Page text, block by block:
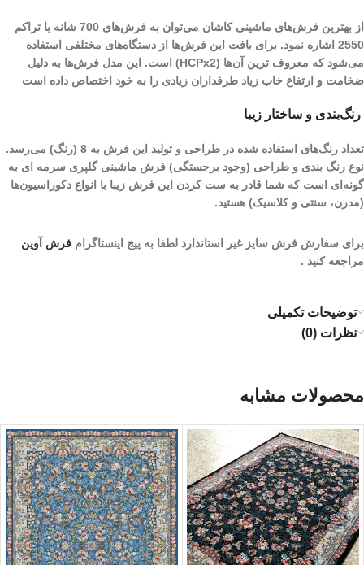
از بهترین فرش‌های ماشینی کاشان می‌توان به فرش‌های 700 شانه با تراکم
2550 اشاره نمود. برای بافت این فرش‌ها از دستگاه‌های مختلفی استفاده
می‌شود که معروف ترین آن‌ها (HCPx2) است. این مدل فرش‌ها به دلیل
ضخامت و ارتفاع خاب زیاد طرفداران زیادی را به خود اختصاص داده است
رنگ‌بندی و ساختار زیبا
تعداد رنگ‌های استفاده شده در طراحی و تولید این فرش به 8 (رنگ) می‌رسد.
نوع رنگ بندی و طراحی (وجود برجستگی) فرش ماشینی گلپری سرمه ای به
گونه‌ای است که شما قادر به ست کردن این فرش زیبا با انواع دکوراسیون‌ها
(مدرن، سنتی و کلاسیک) هستید.
برای سفارش فرش سایز غیر استاندارد لطفا به پیج اینستاگرام فرش آوین
مراجعه کنید .
توضیحات تکمیلی
نظرات (0)
محصولات مشابه